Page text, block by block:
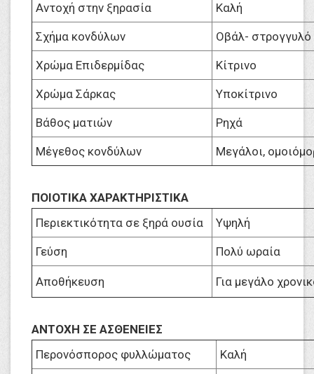
Αντοχή στην ξηρασία Καλή
Σχήμα κονδύλων Οβάλ- στρογγυλό
Χρώμα Επιδερμίδας Κίτρινο
Χρώμα Σάρκας Υποκίτρινο
Βάθος ματιών Ρηχά
Μέγεθος κονδύλων Μεγάλοι,
ΠΟΙΟΤΙΚΑ ΧΑΡΑΚΤΗΡΙΣΤΙΚΑ
Περιεκτικότητα σε ξηρά ουσία
Υψηλή
Γεύση Πολύ ωραία
Αποθήκευση Για μεγάλο
ΑΝΤΟΧΗ ΣΕ ΑΣΘΕΝΕΙΕΣ
Περονόσπορος φυλλώματος
Καλή